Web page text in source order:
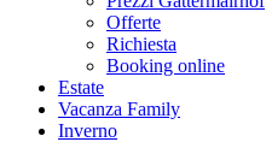
Offerte
Richiesta
Booking online
Estate
Vacanza Family
Inverno